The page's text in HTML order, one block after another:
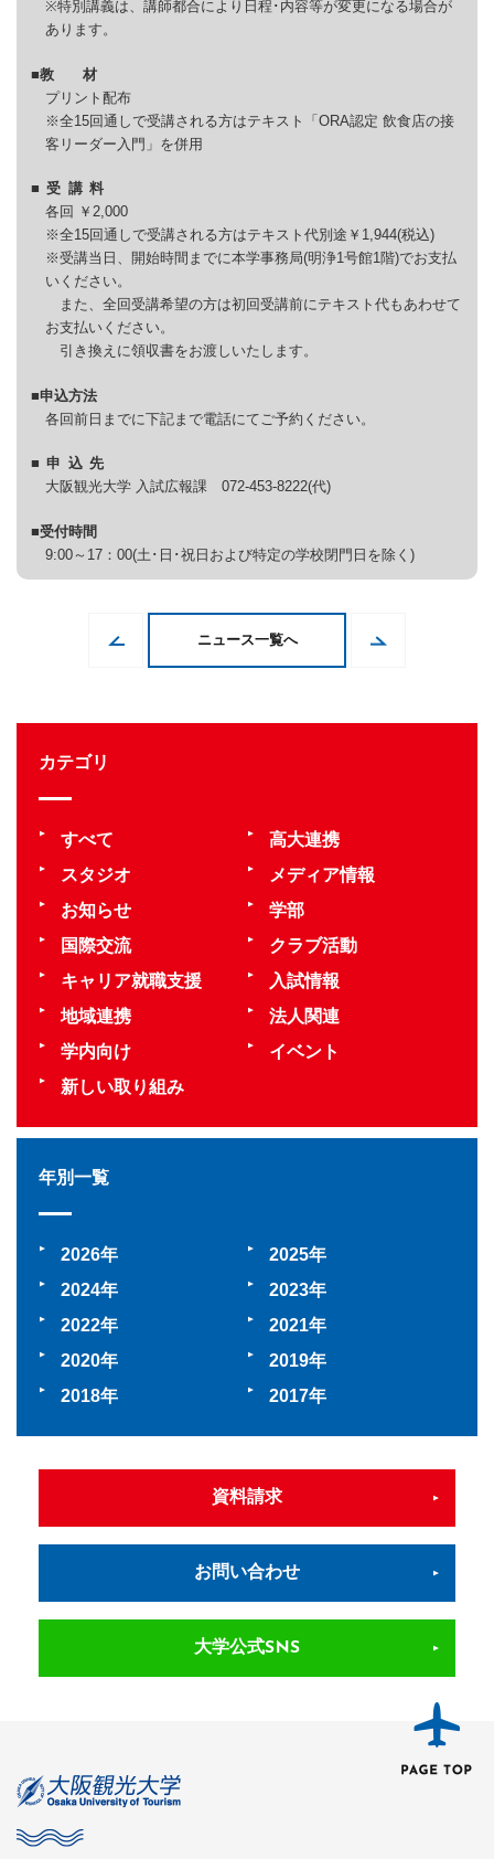
※特別講義は、講師都合により日程･内容等が変更になる場合が
あります。
■教 材
プリント配布
※全15回通しで受講される方はテキスト「ORA認定 飲食店の接
客リーダー入門」を併用
■受講 料
各回 ￥2,000
※全15回通しで受講される方はテキスト代別途￥1,944(税込)
※受講当日、開始時間までに本学事務局(明浄1号館1階)でお支払
いください。
また、全回受講希望の方は初回受講前にテキスト代もあわせて
お支払いください。
引き換えに領収書をお渡しいたします。
■申込方法
各回前日までに下記まで電話にてご予約ください。
■申込 先
大阪観光大学 入試広報課 072-453-8222(代)
■受付時間
9:00～17：00(土･日･祝日および特定の学校閉門日を除く)
ニュース一覧へ
カテゴリ
すべて
高大連携
スタジオ
メディア情報
お知らせ
学部
国際交流
クラブ活動
キャリア就職支援
入試情報
地域連携
法人関連
学内向け
イベント
新しい取り組み
年別一覧
2026
2025
2024
2023
2022
2021
2020
2019
2018
2017
資料請求
お問い合わせ
大学公式SNS